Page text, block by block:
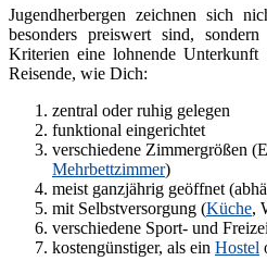
Jugendherbergen zeichnen sich
besonders preiswert sind,
Kriterien eine lohnende
Reisende, wie Dich:
zentral oder ruhig gelegen
funktional eingerichtet
verschiedene Zimmergrößen
Mehrbettzimmer)
meist ganzjährig geöffnet
mit Selbstversorgung (Küche,
verschiedene Sport- und
kostengünstiger, als ein Hostel